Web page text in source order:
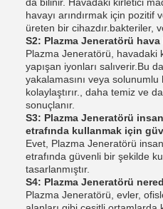
havayı arındırmak için pozitif
üreten bir cihazdır.bakteriler,
S2: Plazma Jeneratörü
Plazma Jeneratörü, havadaki
yapışan iyonları salıverir.Bu
yakalamasını veya solunumlu
kolaylaştırır., daha temiz ve
sonuçlanır.
S3: Plazma Jeneratörü
etrafında kullanmak için
Evet, Plazma Jeneratörü
etrafında güvenli bir şekilde
tasarlanmıştır.
S4: Plazma Jeneratörü
Plazma Jeneratörü, evler,